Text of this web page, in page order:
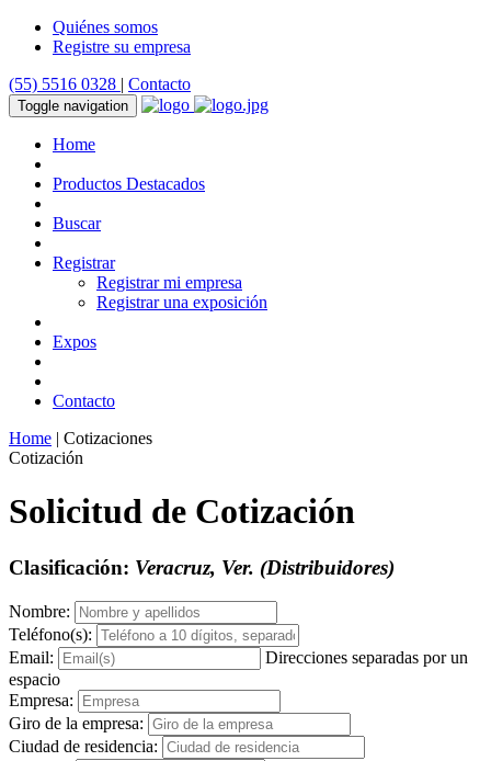
Quiénes somos
Registre su empresa
(55) 5516 0328 | Contacto
Toggle navigation
Home
Productos Destacados
Buscar
Registrar
Registrar mi empresa
Registrar una exposición
Expos
Contacto
Home | Cotizaciones
Cotización
Solicitud de Cotización
Clasificación: Veracruz, Ver. (Distribuidores)
Nombre:
Teléfono(s):
Email:
Direcciones separadas por un
espacio
Empresa:
Giro de la empresa:
Ciudad de residencia: